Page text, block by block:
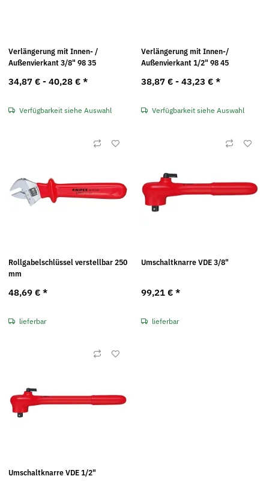
Verlängerung mit Innen- /
Außenvierkant 3/8" 98 35
34,87 € - 40,28 € *
Verfügbarkeit siehe Auswahl
Verlängerung mit Innen-/
Außenvierkant 1/2" 98 45
38,87 € - 43,23 € *
Verfügbarkeit siehe Auswahl
Rollgabelschlüssel verstellbar 250
mm
48,69 € *
lieferbar
Umschaltknarre VDE 3/8"
99,21 € *
lieferbar
Umschaltknarre VDE 1/2"